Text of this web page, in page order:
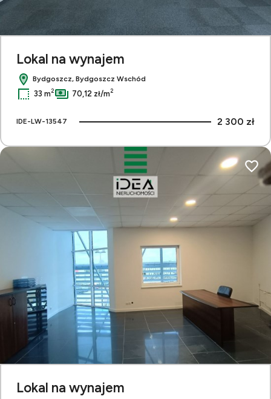
Lokal na wynajem
Bydgoszcz, Bydgoszcz Wschód
33 m2 70,12 zł/m2
IDE-LW-13547 2 300 zł
Dodaj
Lokal na wynajem